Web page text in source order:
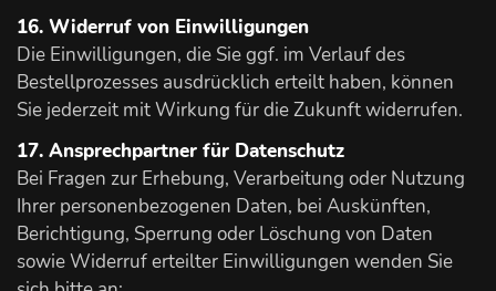
16. Widerruf von Einwilligungen
Die Einwilligungen, die Sie ggf. im Verlauf des
Bestellprozesses ausdrücklich erteilt haben, können
Sie jederzeit mit Wirkung für die Zukunft widerrufen.
17. Ansprechpartner für Datenschutz
Bei Fragen zur Erhebung, Verarbeitung oder Nutzung
Ihrer personenbezogenen Daten, bei Auskünften,
Berichtigung, Sperrung oder Löschung von Daten
sowie Widerruf erteilter Einwilligungen wenden Sie